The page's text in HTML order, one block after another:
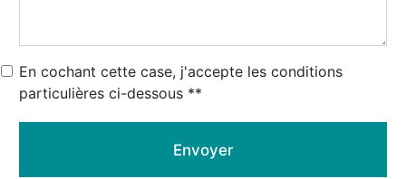
En cochant cette case, j'accepte les conditions
particulières ci-dessous **
Envoyer